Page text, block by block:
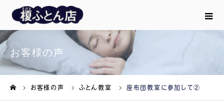
お客様の声
お客様の声 ふとん教室 座布団教室に参加して②